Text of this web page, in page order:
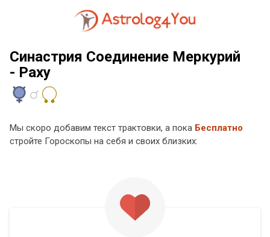
Синастрия Соединение Меркурий
- Раху
Мы скоро добавим текст трактовки, а пока Бесплатно
стройте Гороскопы на себя и своих близких: